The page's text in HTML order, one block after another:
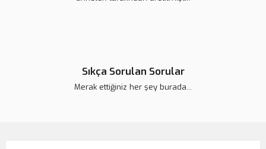
420,00 TL
Sıkça Sorulan Sorular
Merak ettiğiniz her şey burada...